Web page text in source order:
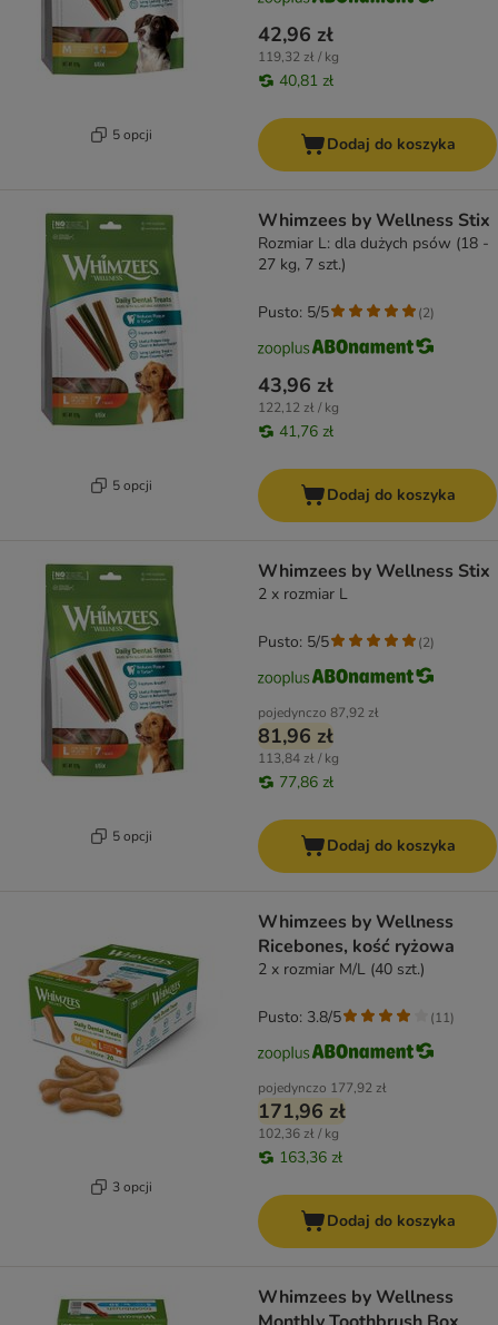
5 opcji
42,96 zł
119,32 zł / kg
40,81 zł
Dodaj do koszyka
5 opcji
Whimzees by Wellness Stix
Rozmiar L: dla dużych psów (18 -
27 kg, 7 szt.)
43,96 zł
122,12 zł / kg
41,76 zł
Pusto: 5/5 (2)
Dodaj do koszyka
5 opcji
Whimzees by Wellness Stix
2 x rozmiar L
pojedynczo 87,92 zł
81,96 zł
113,84 zł / kg
77,86 zł
Pusto: 5/5 (2)
Dodaj do koszyka
3 opcji
Whimzees by Wellness
Ricebones, kość ryżowa
2 x rozmiar M/L (40 szt.)
pojedynczo 177,92 zł
171,96 zł
102,36 zł / kg
163,36 zł
Pusto: 3.8/5 (11)
Dodaj do koszyka
Whimzees by Wellness